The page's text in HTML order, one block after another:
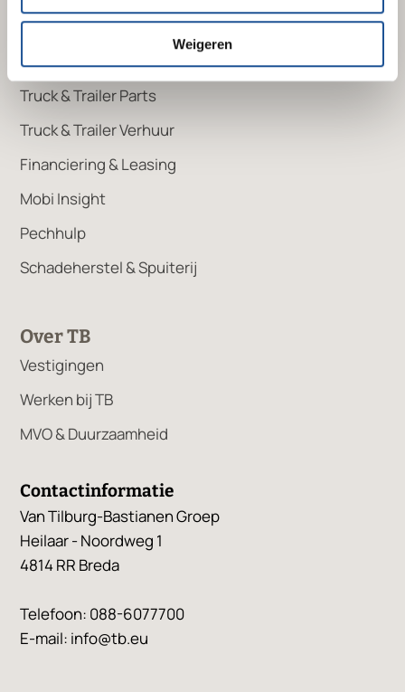
Weigeren
Onze diensten
Truck & Trailer Parts
Truck & Trailer Verhuur
Financiering & Leasing
Mobi Insight
Pechhulp
Schadeherstel & Spuiterij
Over TB
Vestigingen
Werken bij TB
MVO & Duurzaamheid
Contactinformatie
Van Tilburg-Bastianen Groep
Heilaar - Noordweg 1
4814 RR Breda
Telefoon: 088-6077700
E-mail: info@tb.eu